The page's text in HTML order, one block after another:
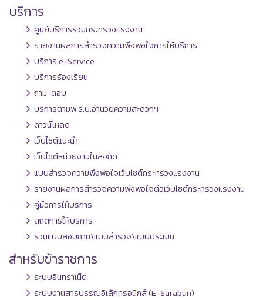
บริการ
ศูนย์บริการร่วมกระทรวงแรงงาน
รายงานผลการสำรวจความพึงพอใจการให้บริการ
บริการ e-Service
บริการร้องเรียน
ถาม-ตอบ
บริการตามพ.ร.บ.อำนวยความสะดวกฯ
ดาวน์โหลด
เว็บไซต์แนะนำ
เว็บไซต์หน่วยงานในสังกัด
แบบสำรวจความพึงพอใจเว็บไซต์กระทรวงแรงงาน
รายงานผลการสำรวจความพึงพอใจต่อเว็บไซต์กระทรวงแรงงาน
คู่มือการให้บริการ
สถิติการให้บริการ
รวมแบบสอบถาม\แบบสำรวจ\แบบประเมิน
สำหรับข้าราชการ
ระบบอินทราเน็ต
ระบบงานสารบรรณอิเล็กทรอนิกส์ (E-Sarabun)